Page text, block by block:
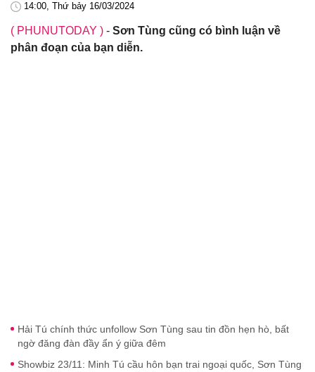
14:00, Thứ bảy 16/03/2024
( PHUNUTODAY ) - Sơn Tùng cũng có bình luận về
phân đoạn của bạn diễn.
Hải Tú chính thức unfollow Sơn Tùng sau tin đồn hẹn hò, bất
ngờ đăng đàn đầy ẩn ý giữa đêm
Showbiz 23/11: Minh Tú cầu hôn bạn trai ngoại quốc, Sơn Tùng